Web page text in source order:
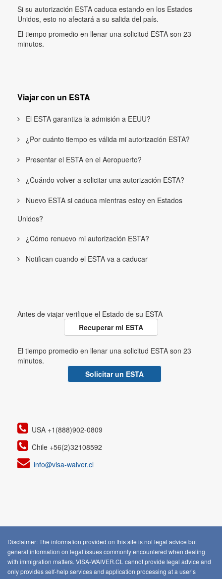
Si su autorización ESTA caduca estando en los Estados
Unidos, esto no afectará a su salida del país.
El tiempo promedio en llenar una solicitud ESTA son 23
minutos.
Viajar con un ESTA
El ESTA garantiza la admisión a EEUU?
¿Por cuánto tiempo es válida mi autorización ESTA?
Presentar el ESTA en el Aeropuerto?
¿Cuándo volver a solicitar una autorización ESTA?
Nuevo ESTA si caduca mientras estoy en Estados
Unidos?
¿Cómo renuevo mi autorización ESTA?
Notifican cuando el ESTA va a caducar
Antes de viajar verifique el Estado de su ESTA
Recuperar mi ESTA
El tiempo promedio en llenar una solicitud ESTA son 23
minutos.
Solicitar un ESTA
USA +1(888)902-0809
Chile +56(2)32108592
info@visa-waiver.cl
Disclaimer: The information provided on this site is not legal advice but
general information on legal issues commonly encountered when dealing
with immigration matters. VISA-WAIVER.CL cannot provide legal advice and
only provides self-help services and application processing at a user’s